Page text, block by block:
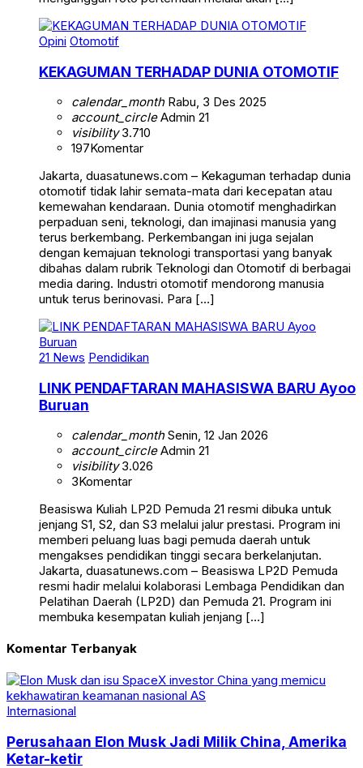
Opini Otomotif
KEKAGUMAN TERHADAP DUNIA OTOMOTIF
calendar_monthRabu, 3 Des 2025
account_circleAdmin 21
visibility3.710
197Komentar
Jakarta, duasatunews.com – Kekaguman terhadap dunia
otomotif tidak lahir semata-mata dari kecepatan atau
kemewahan kendaraan. Dunia otomotif menghadirkan
perpaduan seni, teknologi, dan imajinasi manusia yang
terus berkembang. Perkembangan ini juga sejalan
dengan kemajuan teknologi transportasi yang banyak
dibahas dalam rubrik Teknologi dan Otomotif di berbagai
media daring. Industri otomotif mendorong manusia
untuk terus berinovasi. Para […]
21 News Pendidikan
LINK PENDAFTARAN MAHASISWA BARU Ayoo
Buruan
calendar_monthSenin, 12 Jan 2026
account_circleAdmin 21
visibility3.026
3Komentar
Beasiswa Kuliah LP2D Pemuda 21 resmi dibuka untuk
jenjang S1, S2, dan S3 melalui jalur prestasi. Program ini
memberi peluang luas bagi pemuda daerah untuk
mengakses pendidikan tinggi secara berkelanjutan.
Jakarta, duasatunews.com – Beasiswa LP2D Pemuda
resmi hadir melalui kolaborasi Lembaga Pendidikan dan
Pelatihan Daerah (LP2D) dan Pemuda 21. Program ini
membuka kesempatan kuliah jenjang […]
Komentar Terbanyak
Internasional
Perusahaan Elon Musk Jadi Milik China, Amerika
Ketar-ketir